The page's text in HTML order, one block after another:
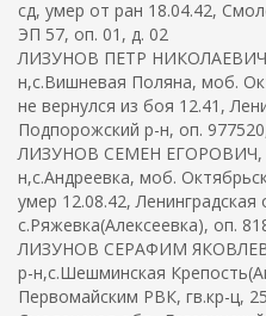
сд, умер от ран 18.04.42,
ЭП 57, оп. 01, д. 02
ЛИЗУНОВ ПЕТР НИКОЛАЕВИЧ,
н,с.Вишневая Поляна, моб.
не вернулся из боя 12.41,
Подпорожский р-н, оп.
ЛИЗУНОВ СЕМЕН ЕГОРОВИЧ,
н,с.Андреевка, моб.
умер 12.08.42,
с.Ряжевка(Алексеевка), оп.
ЛИЗУНОВ СЕРАФИМ
р-н,с.Шешминская
Первомайским РВК, гв.кр-ц,